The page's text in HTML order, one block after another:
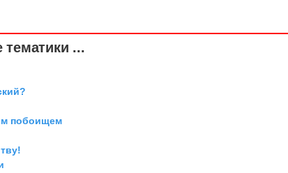
...
побоищем